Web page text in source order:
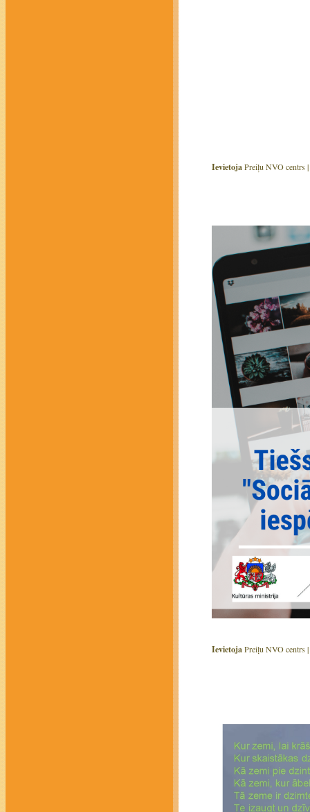
IevietojaPreiļu NVO centrs |
IevietojaPreiļu NVO centrs |